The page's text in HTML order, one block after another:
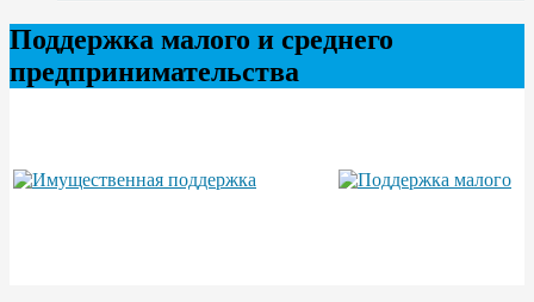
Поддержка малого и среднего
предпринимательства